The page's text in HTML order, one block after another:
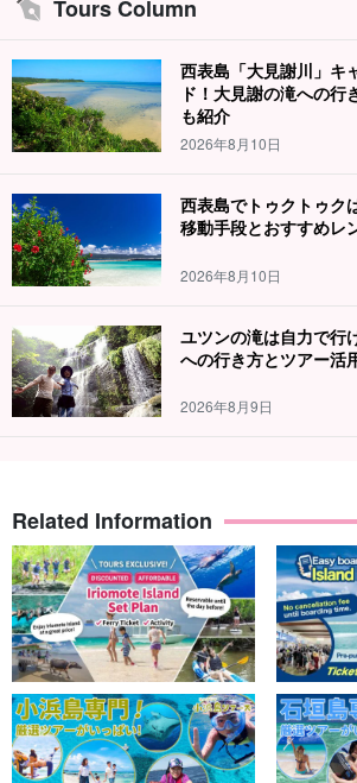
Tours Column
西表島「大見謝川」キ
ド！大見謝の滝への行
も紹介
2026年8月10日
西表島でトゥクトゥク
移動手段とおすすめレ
2026年8月10日
ユツンの滝は自力で行
への行き方とツアー活
2026年8月9日
Related Information